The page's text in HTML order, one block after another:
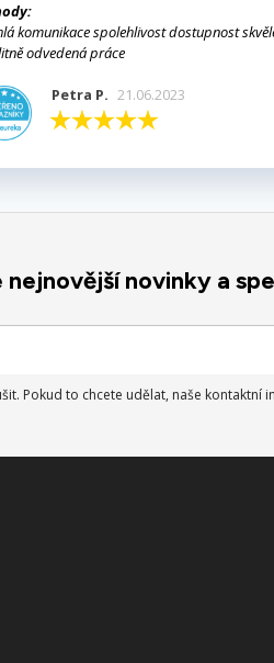
komunikace spolehlivost dostupnost
odvedená práce
Petra P. 21.06.2023
nejnovější novinky a
Pokud to chcete udělat, naše kontaktní